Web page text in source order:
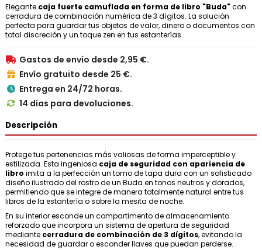
Elegante caja fuerte camuflada en forma de libro "Buda"con
cerradura de combinación numérica de 3 dígitos. La solución
perfecta para guardar tus objetos de valor, dinero o documentos con
total discreción y un toque zen en tus estanterías.
 Gastos de envío desde 2,95 €.
 Envío gratuito desde 25 €.
 Entrega en 24/72 horas.
 14 días para devoluciones.
Descripción
Protege tus pertenencias más valiosas de forma imperceptible y
estilizada. Esta ingeniosa caja de seguridad con apariencia de
libro imita a la perfección un tomo de tapa dura con un sofisticado
diseño ilustrado del rostro de un Buda en tonos neutros y dorados,
permitiendo que se integre de manera totalmente natural entre tus
libros de la estantería o sobre la mesita de noche.
En su interior esconde un compartimento de almacenamiento
reforzado que incorpora un sistema de apertura de seguridad
mediante cerradura de combinación de 3 dígitos, evitando la
necesidad de guardar o esconder llaves que puedan perderse.